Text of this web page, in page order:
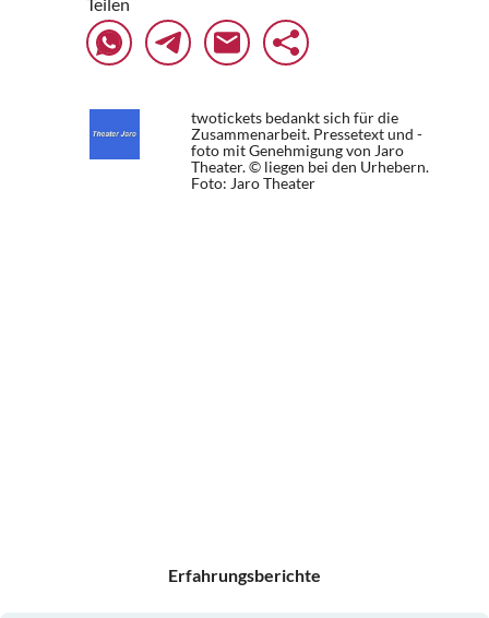
twotickets bedankt sich für die
Zusammenarbeit. Pressetext und -
foto mit Genehmigung von Jaro
Theater. © liegen bei den Urhebern.
Foto: Jaro Theater
Erfahrungsberichte